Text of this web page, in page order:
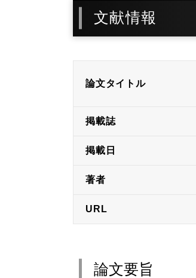
文献情報
論文タイトル
掲載誌
掲載日
著者
URL
論文要旨